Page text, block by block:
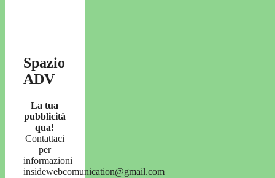
Spazio
ADV
La tua
pubblicità
qua!
Contattaci
per
informazioni
insidewebcomunication@gmail.com